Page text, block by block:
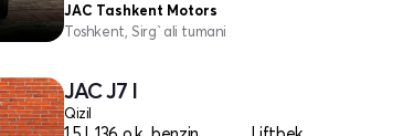
JAC Tashkent Motors
Toshkent, Sirg`ali tumani
JAC J7 I
Qizil